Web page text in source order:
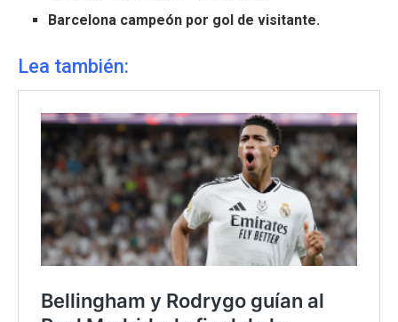
Barcelona campeón por gol de visitante.
Lea también: